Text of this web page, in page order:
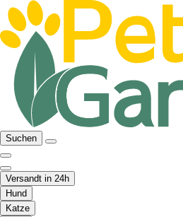
Suchen
Versandt in 24h
Hund
Katze